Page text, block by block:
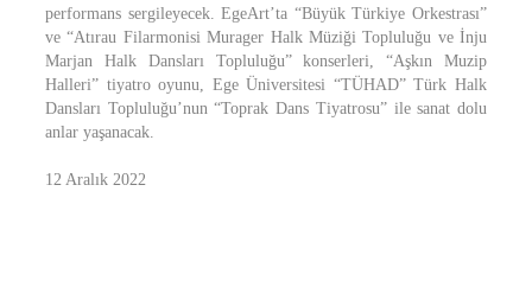
performans sergileyecek. EgeArt’ta “Büyük Türkiye Orkestrası”
ve “Atırau Filarmonisi Murager Halk Müziği Topluluğu ve İnju
Marjan Halk Dansları Topluluğu” konserleri, “Aşkın Muzip
Halleri” tiyatro oyunu, Ege Üniversitesi “TÜHAD” Türk Halk
Dansları Topluluğu’nun “Toprak Dans Tiyatrosu” ile sanat dolu
anlar yaşanacak.
12 Aralık 2022